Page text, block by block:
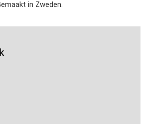
in Zweden.